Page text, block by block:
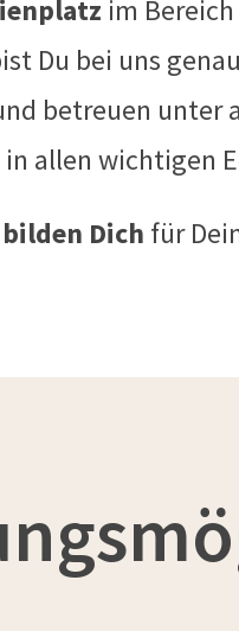
im
Du bei uns
betreuen
allen wichtigen
Dich für